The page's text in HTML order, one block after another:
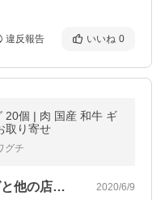
違反報告 いいね 0
20個 | 肉 国産 和牛 ギ
取り寄せ
グチ
以前孫達に、このハンバーグと他の店のハ… 2020/6/9